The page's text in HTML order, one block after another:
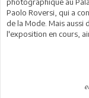
Paolo Roversi, qui a
de la Mode. Mais
l'exposition en cours,